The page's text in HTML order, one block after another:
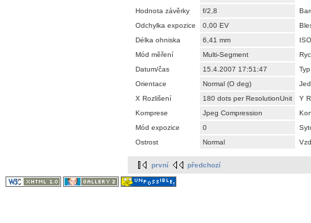
Hodnota závěrky
f/2,8
Odchylka expozice
0,00 EV
Délka ohniska
6,41 mm
ISO
Mód měření
Multi-Segment
Datum/čas
15.4.2007 17:51:47
Orientace
Normal (O deg)
X Rozlišení
180 dots per ResolutionUnit
Y
Komprese
Jpeg Compression
Mód expozice
0
Ostrost
Normal
první předchozí